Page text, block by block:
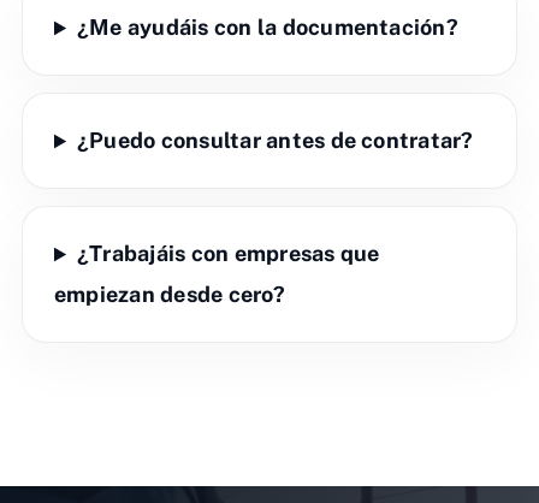
¿Me ayudáis con la documentación?
¿Puedo consultar antes de contratar?
¿Trabajáis con empresas que
empiezan desde cero?